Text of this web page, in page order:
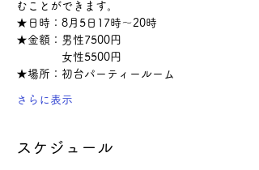
むことができます。
★日時：8月5日17時〜20時
★金額：男性7500円
女性5500円
★場所：初台パーティールーム
さらに表示
スケジュール